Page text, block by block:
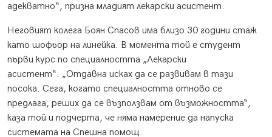
адекватно“, призна младият лекарски асистент.
Неговият колега Боян Спасов има близо 30 години стаж
като шофьор на линейка. В момента той е студент
първи курс по специалността „Лекарски
асистент“. „Отдавна исках да се развивам в тази
посока. Сега, когато специалността отново се
предлага, реших да се възползвам от възможността“,
каза той и подчерта, че няма намерение да напуска
системата на Спешна помощ.